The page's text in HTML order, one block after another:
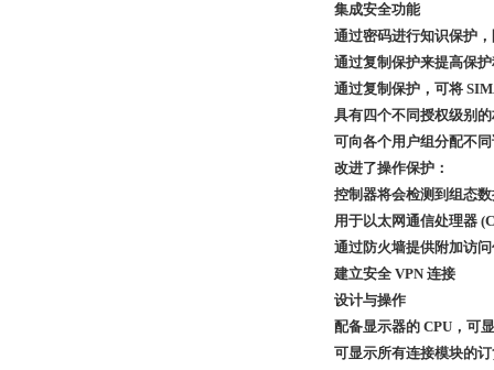
集成安全功能
通过密码进行知识保护
通过复制保护来提高保
通过复制保护，可将
具有四个不同授权级别
可向各个用户组分配不
改进了操作保护：
控制器将会检测到组态
用于以太网通信处理器
通过防火墙提供附加访
建立安全 VPN 连接
设计与操作
配备显示器的 CPU，可
可显示所有连接模块的